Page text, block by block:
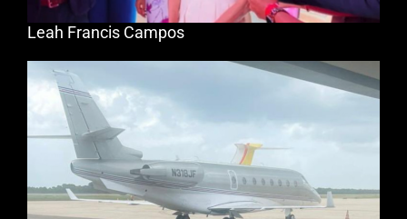
Leah Francis Campos